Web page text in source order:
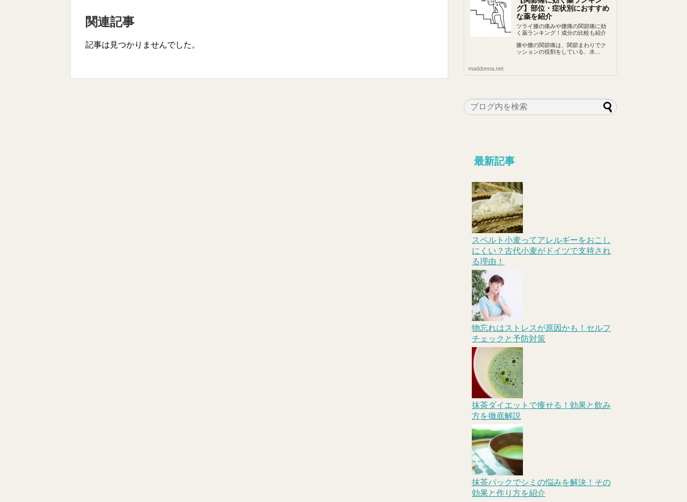
関連記事
記事は見つかりませんでした。
グ】部位・症状別におすすめ
な薬を紹介
ツライ膝の痛みや腰痛の関節痛に効
く薬ランキング！成分の比較も紹介
膝や腰の関節痛は、関節まわりでク
ッションの役割をしている、水…
maddonna.net
最新記事
スペルト小麦ってアレルギーをおこし
にくい？古代小麦がドイツで支持され
る理由！
物忘れはストレスが原因かも！セルフ
チェックと予防対策
抹茶ダイエットで痩せる！効果と飲み
方を徹底解説
抹茶パックでシミの悩みを解決！その
効果と作り方を紹介